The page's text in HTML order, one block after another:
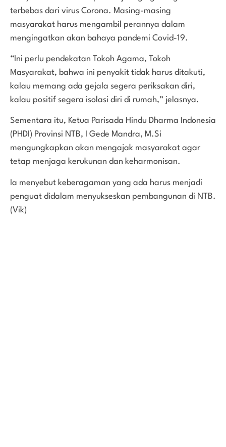
terbebas dari virus Corona. Masing-masing
masyarakat harus mengambil perannya dalam
mengingatkan akan bahaya pandemi Covid-19.
“Ini perlu pendekatan Tokoh Agama, Tokoh
Masyarakat, bahwa ini penyakit tidak harus ditakuti,
kalau memang ada gejala segera periksakan diri,
kalau positif segera isolasi diri di rumah,” jelasnya.
Sementara itu, Ketua Parisada Hindu Dharma Indonesia
(PHDI) Provinsi NTB, I Gede Mandra, M.Si
mengungkapkan akan mengajak masyarakat agar
tetap menjaga kerukunan dan keharmonisan.
Ia menyebut keberagaman yang ada harus menjadi
penguat didalam menyukseskan pembangunan di NTB.
(Vik)